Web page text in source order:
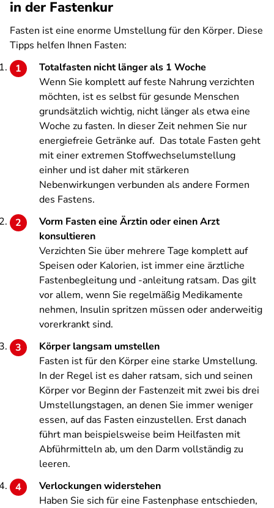
in der Fastenkur
Fasten ist eine enorme Umstellung für den Körper. Diese
Tipps helfen Ihnen Fasten:
Totalfasten nicht länger als 1 Woche
Wenn Sie komplett auf feste Nahrung verzichten
möchten, ist es selbst für gesunde Menschen
grundsätzlich wichtig, nicht länger als etwa eine
Woche zu fasten. In dieser Zeit nehmen Sie nur
energiefreie Getränke auf. Das totale Fasten geht
mit einer extremen Stoffwechselumstellung
einher und ist daher mit stärkeren
Nebenwirkungen verbunden als andere Formen
des Fastens.
Vorm Fasten eine Ärztin oder einen Arzt
konsultieren
Verzichten Sie über mehrere Tage komplett auf
Speisen oder Kalorien, ist immer eine ärztliche
Fastenbegleitung und -anleitung ratsam. Das gilt
vor allem, wenn Sie regelmäßig Medikamente
nehmen, Insulin spritzen müssen oder anderweitig
vorerkrankt sind.
Körper langsam umstellen
Fasten ist für den Körper eine starke Umstellung.
In der Regel ist es daher ratsam, sich und seinen
Körper vor Beginn der Fastenzeit mit zwei bis drei
Umstellungstagen, an denen Sie immer weniger
essen, auf das Fasten einzustellen. Erst danach
führt man beispielsweise beim Heilfasten mit
Abführmitteln ab, um den Darm vollständig zu
leeren.
Verlockungen widerstehen
Haben Sie sich für eine Fastenphase entschieden,